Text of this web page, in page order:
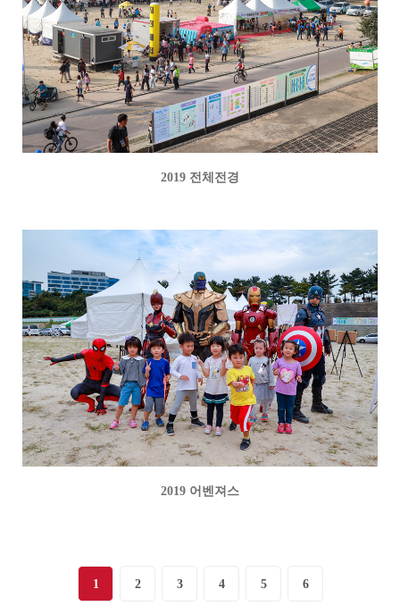
2019 전체전경
2019 어벤져스
1 2 3 4 5 6